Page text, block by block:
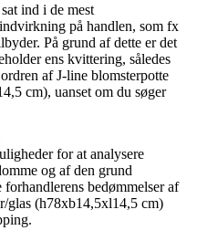
ind i de mest
på handlen, som fx
På grund af dette er det
ens kvittering, således
af J-line blomsterpotte
cm), uanset om du søger
for at analysere
og af den grund
bedømmelser af
glas (h78xb14,5xl14,5 cm)